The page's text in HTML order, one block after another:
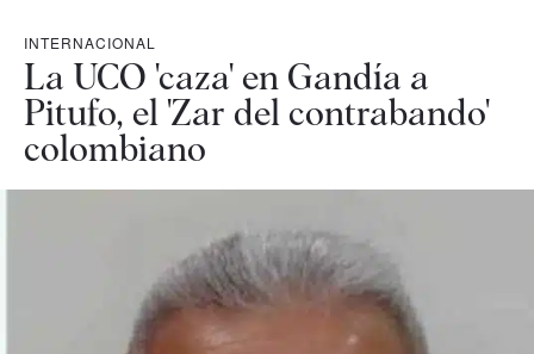
INTERNACIONAL
La UCO 'caza' en Gandía a
Pitufo, el 'Zar del contrabando'
colombiano